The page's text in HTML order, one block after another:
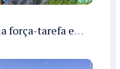
Cosama inicia força-tarefa em Anamã para fortalecer abastecimento de água e segurança hídrica da população